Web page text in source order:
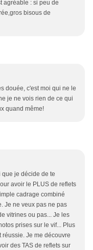
agréable : si peu de
bisous de
douée, c'est moi qui ne le
je ne vois rien de ce qui
quand même!
je décide de te
avoir le PLUS de reflets
cadrage combiné
Je ne veux pas ne pas
vitrines ou pas... Je les
prises sur le vif... Plus
Je me découvre
des TAS de reflets sur